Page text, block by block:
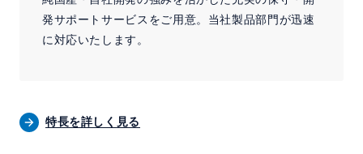
発サポートサービスをご用意。当社製品部門が迅速
に対応いたします。
特長を詳しく見る